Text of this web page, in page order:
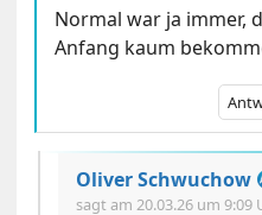
Normal war ja immer,
Anfang kaum
Oliver Schwuchow
sagt am20.03.26 um 9:09